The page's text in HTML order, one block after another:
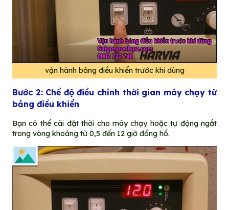
vận hành bảng điều khiển trước khi dùng
Bước 2: Chế độ điều chỉnh thời gian máy chạy từ
bảng điều khiển
Bạn có thể cài đặt thời cho máy chạy hoặc tự động ngắt
trong vòng khoảng từ 0,5 đến 12 giờ đồng hồ.